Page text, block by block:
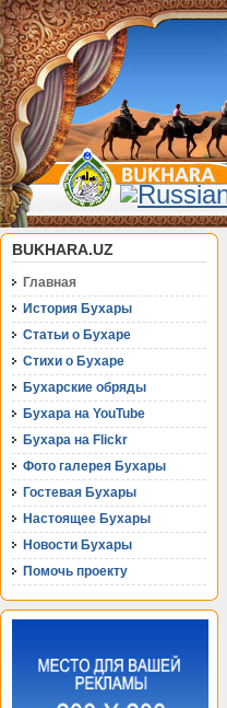
BUKHARA.UZ
Главная
История Бухары
Статьи о Бухаре
Стихи о Бухаре
Бухарские обряды
Бухара на YouTube
Бухара на Flickr
Фото галерея Бухары
Гостевая Бухары
Настоящее Бухары
Новости Бухары
Помочь проекту